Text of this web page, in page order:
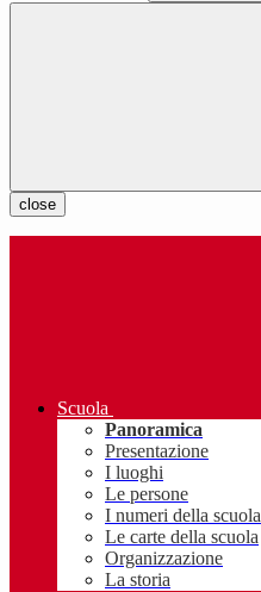
close
Scuola
Panoramica
Presentazione
I luoghi
Le persone
I numeri della scuola
Le carte della scuola
Organizzazione
La storia